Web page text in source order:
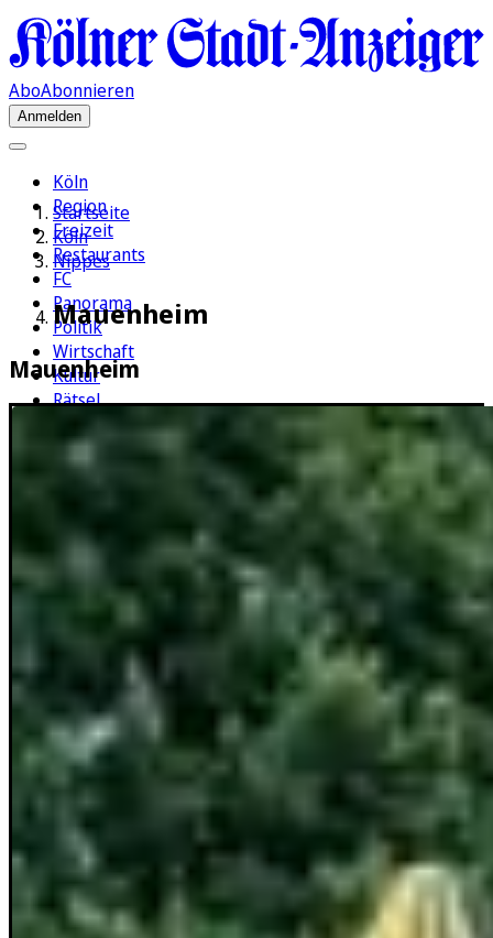
AboAbonnieren
Anmelden
Köln
Region
Freizeit
Restaurants
FC
Panorama
Politik
Wirtschaft
Kultur
Rätsel
Newsletter
E-Paper
Startseite
Köln
Nippes
Mauenheim
Mauenheim